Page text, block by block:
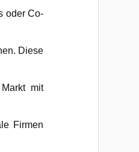
oder Co-
Diese
mit
Firmen